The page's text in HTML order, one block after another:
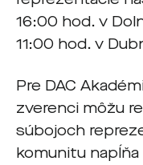
16:00 hod. v
11:00 hod. v
Pre DAC
zverenci môžu
súbojoch
komunitu